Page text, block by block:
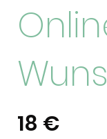
18 €